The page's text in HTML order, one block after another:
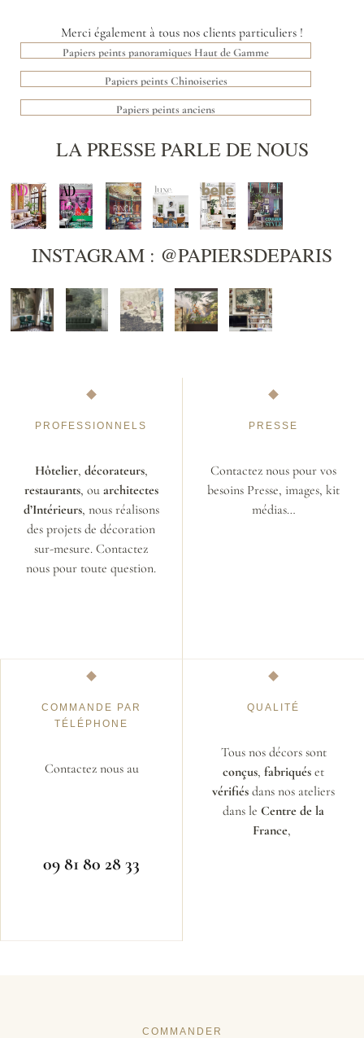
Merci également à tous nos clients particuliers !
Papiers peints panoramiques Haut de Gamme
Papiers peints Chinoiseries
Papiers peints anciens
LA PRESSE PARLE DE NOUS
INSTAGRAM : @PAPIERSDEPARIS
PROFESSIONNELS
Hôtelier, décorateurs,
restaurants, ou architectes
d’Intérieurs, nous réalisons
des projets de décoration
sur-mesure. Contactez
nous pour toute question.
PRESSE
Contactez nous pour vos
besoins Presse, images, kit
médias…
COMMANDE PAR
TÉLÉPHONE
Contactez nous au
09 81 80 28 33
QUALITÉ
Tous nos décors sont
conçus, fabriqués et
vérifiés dans nos ateliers
dans le Centre de la
France,
COMMANDER